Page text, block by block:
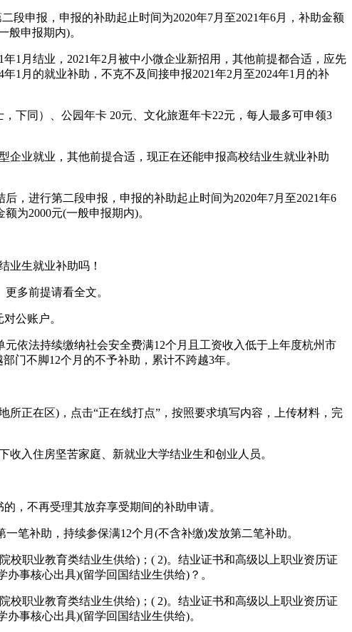
申报，申报的补助起止时间为2020年7月至2021年6月，补助金额
般申报期内)。
月结业，2021年2月被中小微企业新招用，其他前提都合适，应先
1月的就业补助，不克不及间接申报2021年2月至2024年1月的补
同）、公园年卡 20元、文化旅逛年卡22元，每人最多可申领3
业就业，其他前提合适，现正在还能申报高校结业生就业补助
进行第二段申报，申报的补助起止时间为2020年7月至2021年6
为2000元(一般申报期内)。
业生就业补助吗！
多前提请看全文。
公账户。
依法持续缴纳社会安全费满12个月且工资收入低于上年度杭州市
门不脚12个月的不予补助，累计不跨越3年。
正在区)，点击“正在线打点”，按照要求填写内容，上传材料，完
入住房坚苦家庭、新就业大学结业生和创业人员。
，不再受理其放弃享受期间的补助申请。
笔补助，持续参保满12个月(不含补缴)发放第二笔补助。
职业教育类结业生供给)；( 2)。结业证书和高级以上职业资历证
事核心出具)(留学回国结业生供给)？。
职业教育类结业生供给)；( 2)。结业证书和高级以上职业资历证
事核心出具)(留学回国结业生供给)。